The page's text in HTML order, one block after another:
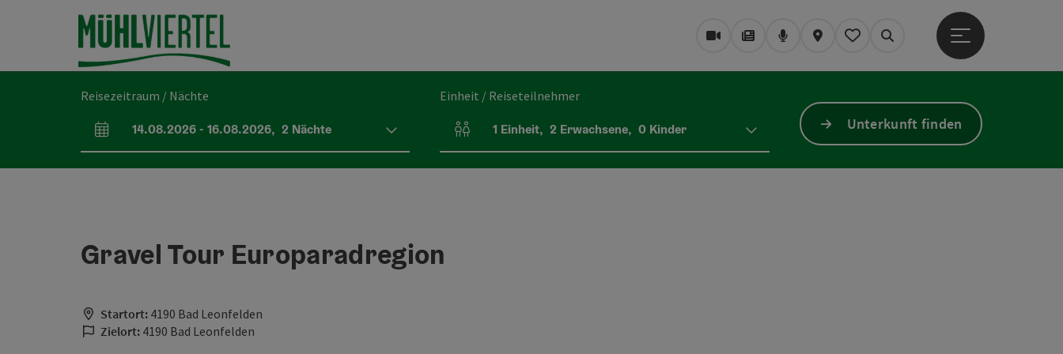
Zum InhaltAccesskey
[0]
Zur NavigationAccesskey
[1]
Zum SeitenanfangAccesskey
[2]
Zur KontaktseiteAccesskey
[3]
Zur Suche Accesskey
[4]
Zum ImpressumAccesskey
[5]
Zu den Hinweisen zur Bedienung der Website
Zur StartseiteAccesskey
[7]
WebcamsMagazin/Blog
PodcastKarteMein Merkzettel
Suchen
Hauptmenü öffnen
Reisezeitraum / Nächte
An- und Abreisefelder
14.08.2026- 16.08.2026, 2 Nächte
Einheit / Reiseteilnehmer
Einheitenanzahl und Personenfelder
1 Einheit, 2 Erwachsene, 0 Kinder Unterkunft finden
Gravel Tour Europaradregion
Startort: 4190 Bad Leonfelden
Zielort: 4190 Bad Leonfelden